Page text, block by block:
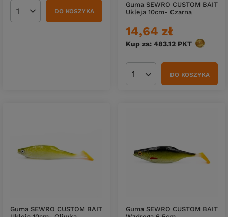
Ilość produktówDO KOSZYKA
Guma SEWRO CUSTOM BAIT
Ukleja 10cm- Czarna
14,64 zł
Kup za: 483.12 PKT punktów
Ilość produktówDO KOSZYKA
Guma SEWRO CUSTOM BAIT
Guma SEWRO CUSTOM BAIT